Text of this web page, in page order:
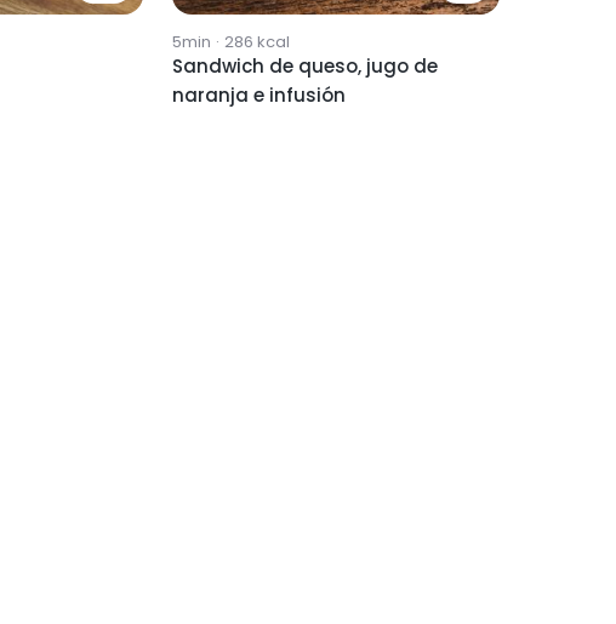
5min · 286 kcal
Sandwich de queso, jugo de
naranja e infusión